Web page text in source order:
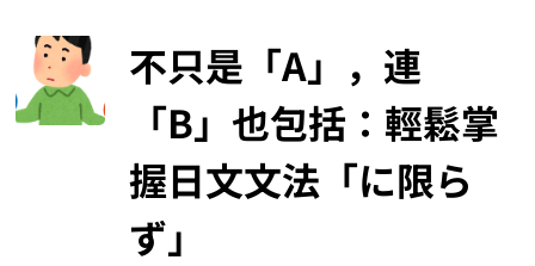
不只是「A」，連
「B」也包括：輕鬆掌
握日文文法「に限ら
ず」